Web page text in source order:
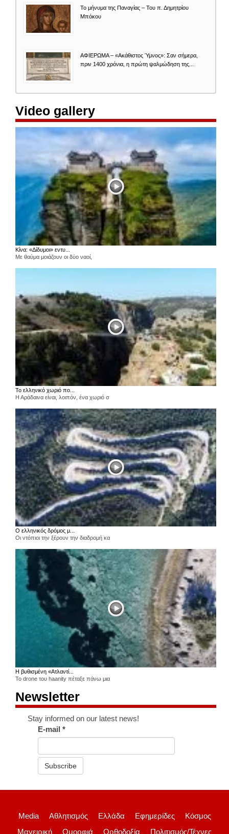
Το μήνυμα της Παναγίας – Του π. Δημητρίου
Μπόκου
ΑΦΙΕΡΩΜΑ – «Ακάθιστος Ύμνος»: Σαν σήμερα,
πριν 1400 χρόνια, η πρώτη ψαλμώδηση της...
Video gallery
Κίνα: «Δίδυμοι» εντυ...
Με θαύμα μοιάζουν οι δύο ναοί,
Το ελληνικό χωριό πο...
Η Αράδαινα είναι, λοιπόν, ένα χωριό σ
Ο ελληνικός δρόμος μ...
Οι ντόπιοι την ξέρουν την διαδρομή κα
Η βυθισμένη «Ατλαντί...
Το drone του haanity πέταξε πάνω μια
Newsletter
Stay informed on our latest news!
E-mail*
Subscribe
Media Αθλητισμός Ελλάδα Εφημερίδες
Κόσμος
Μαγειρική
Ομορφιά Ορθοδοξία Πολιτισμός/Τέχνες